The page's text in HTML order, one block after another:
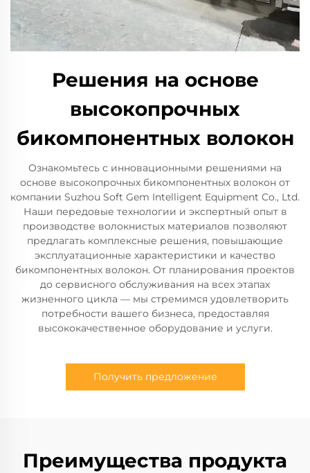
Решения на основе
высокопрочных
бикомпонентных волокон
Ознакомьтесь с инновационными решениями на
основе высокопрочных бикомпонентных волокон от
компании Suzhou Soft Gem Intelligent Equipment Co., Ltd.
Наши передовые технологии и экспертный опыт в
производстве волокнистых материалов позволяют
предлагать комплексные решения, повышающие
эксплуатационные характеристики и качество
бикомпонентных волокон. От планирования проектов
до сервисного обслуживания на всех этапах
жизненного цикла — мы стремимся удовлетворить
потребности вашего бизнеса, предоставляя
высококачественное оборудование и услуги.
Получить предложение
Преимущества продукта